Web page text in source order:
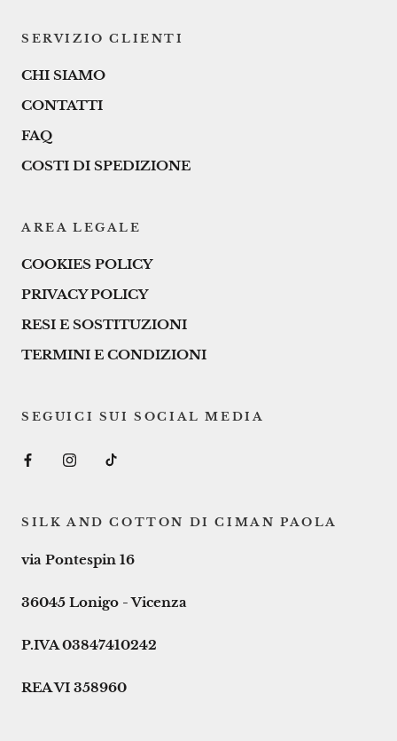
SERVIZIO CLIENTI
CHI SIAMO
CONTATTI
FAQ
COSTI DI SPEDIZIONE
AREA LEGALE
COOKIES POLICY
PRIVACY POLICY
RESI E SOSTITUZIONI
TERMINI E CONDIZIONI
SEGUICI SUI SOCIAL MEDIA
SILK AND COTTON DI CIMAN PAOLA
via Pontespin 16
36045 Lonigo - Vicenza
P.IVA 03847410242
REA VI 358960